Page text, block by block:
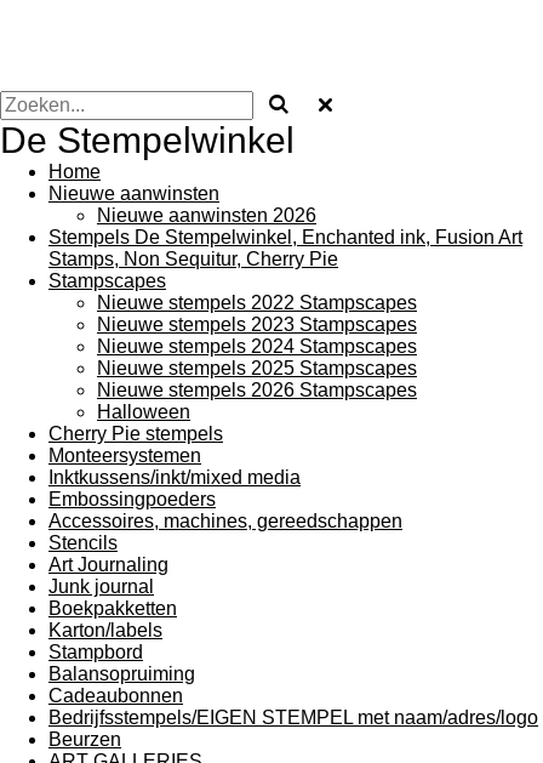
De Stempelwinkel
Home
Nieuwe aanwinsten
Nieuwe aanwinsten 2026
Stempels De Stempelwinkel, Enchanted ink, Fusion Art
Stamps, Non Sequitur, Cherry Pie
Stampscapes
Nieuwe stempels 2022 Stampscapes
Nieuwe stempels 2023 Stampscapes
Nieuwe stempels 2024 Stampscapes
Nieuwe stempels 2025 Stampscapes
Nieuwe stempels 2026 Stampscapes
Halloween
Cherry Pie stempels
Monteersystemen
Inktkussens/inkt/mixed media
Embossingpoeders
Accessoires, machines, gereedschappen
Stencils
Art Journaling
Junk journal
Boekpakketten
Karton/labels
Stampbord
Balansopruiming
Cadeaubonnen
Bedrijfsstempels/EIGEN STEMPEL met naam/adres/logo
Beurzen